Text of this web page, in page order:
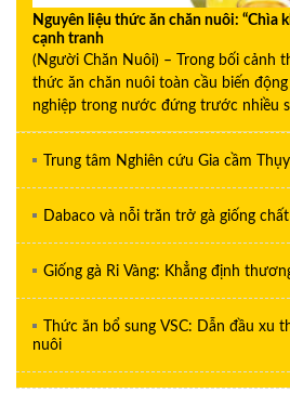
Nguyên liệu thức ăn chăn nuôi: “Chìa
cạnh tranh
(Người Chăn Nuôi) – Trong bối cảnh
thức ăn chăn nuôi toàn cầu biến
nghiệp trong nước đứng trước nhiều
Trung tâm Nghiên cứu Gia cầm
Dabaco và nỗi trăn trở gà giống
Giống gà Ri Vàng: Khẳng định
Thức ăn bổ sung VSC: Dẫn đầu xu
nuôi